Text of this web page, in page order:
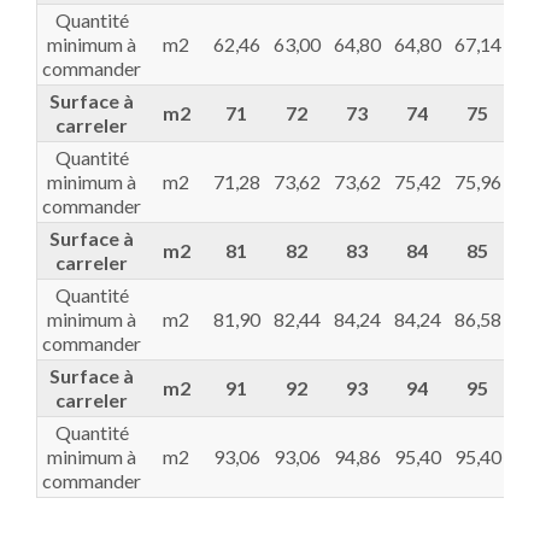
Quantité
minimum à
commander
m2 62,46 63,00 64,80 64,80 67,14
Surface à
carreler
m2 71 72 73 74 75
Quantité
minimum à
commander
m2 71,28 73,62 73,62 75,42 75,96
Surface à
carreler
m2 81 82 83 84 85
Quantité
minimum à
commander
m2 81,90 82,44 84,24 84,24 86,58
Surface à
carreler
m2 91 92 93 94 95
Quantité
minimum à
commander
m2 93,06 93,06 94,86 95,40 95,40